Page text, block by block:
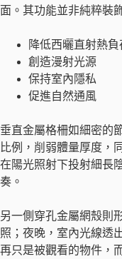
面。其功能並非純粹裝
降低西曬直射熱負
創造漫射光源
保持室內隱私
促進自然通風
垂直金屬格柵如細密的
比例，削弱體量厚度，
在陽光照射下投射細長
奏。
另一側穿孔金屬網殼則
照；夜晚，室內光線透
再只是被觀看的物件，